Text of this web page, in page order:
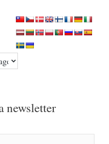
newsletter